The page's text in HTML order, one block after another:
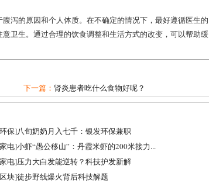
泻的原因和个人体质。在不确定的情况下，最好遵循医生的
卫生。通过合理的饮食调整和生活方式的改变，可以帮助缓
下一篇： 肾炎患者吃什么食物好呢？
环保]八旬奶奶月入七千：银发环保兼职
家电]小虾“愚公移山”：丹霞米虾的200米接力...
家电]压力大白发能逆转？科技护发新解
区块]徒步野线爆火背后科技解题